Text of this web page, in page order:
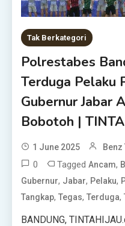
Tak Berkategori
Polrestabes
Terduga Pelaku
Gubernur Jabar
Bobotoh |
1 June 2025
0 TaggedAncam,
Gubernur, Jabar, Pelaku,
Tangkap,Tegas,Terduga,
BANDUNG,